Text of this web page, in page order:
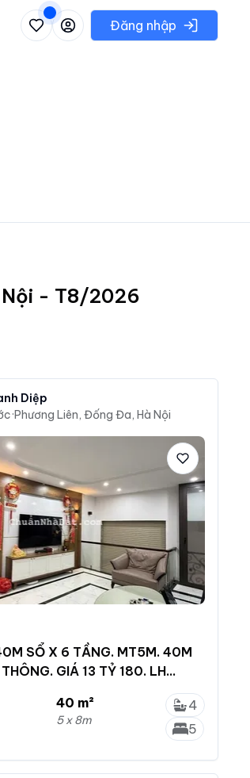
vực có thể chọnĐăng nhập
Nội - T8/2026
Diệp
·Phương Liên, Đống Đa, Hà Nội
SỔ X 6 TẦNG. MT5M. 40M
GIÁ 13 TỶ 180. LH
40 m²
5 x 8m
4
5